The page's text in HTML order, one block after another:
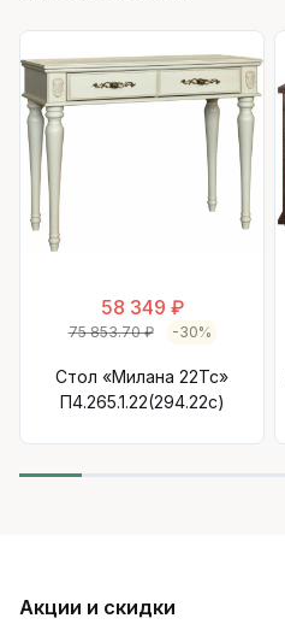
58 349 ₽
75 853.70 ₽ -30%
Стол «Милана 22Тс»
П4.265.1.22(294.22с)
Акции и скидки